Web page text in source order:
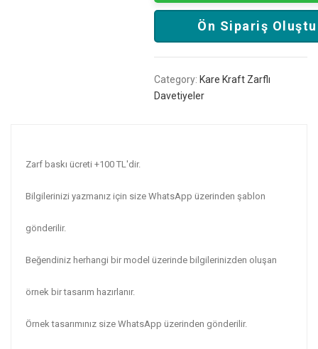
Ön Sipariş
Category: Kare Kraft Zarflı
Davetiyeler
Zarf baskı ücreti +100 TL'dir.
Bilgilerinizi yazmanız için size WhatsApp üzerinden şablon
gönderilir.
Beğendiniz herhangi bir model üzerinde bilgilerinizden oluşan
örnek bir tasarım hazırlanır.
Örnek tasarımınız size WhatsApp üzerinden gönderilir.